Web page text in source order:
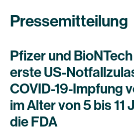
Pressemitteilung
Pfizer und
erste US-
COVID-19-Impfung
im Alter von 5 bis 11
die FDA